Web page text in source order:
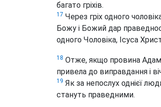
багато гріхів.
17 Через гріх одного
Божу і Божий дар
одного Чоловіка, Ісуса
18 Отже, якщо провина
привела до виправдання і
19 Як за непослух однієї
стануть праведними.